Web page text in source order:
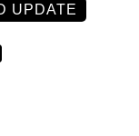
UPDATE